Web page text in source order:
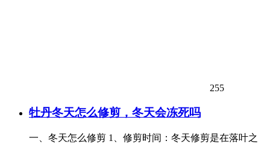
255
牡丹冬天怎么修剪，冬天会冻死吗
一、冬天怎么修剪 1、修剪时间：冬天修剪是在落叶之